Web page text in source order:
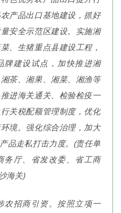
产品出口基地建设，抓好
安全示范区建设。实施湘
、生猪重点县建设工程，
牌建设试点，加快推进湘
茶、湘果、湘菜、湘渔等
进海关通关、检验检疫一
关税配额管理制度，优化
境。强化综合治理，加大
品走私打击力度。(责任单
务厅、省发改委、省工商
海关)
招商引资。按照立项一